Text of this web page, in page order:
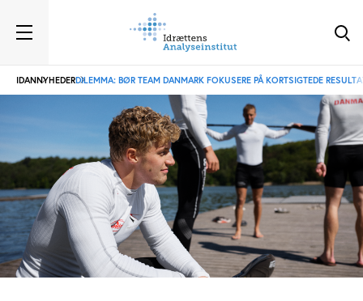
IDANNYHEDERDILEMMA: BØR TEAM DANMARK FOKUSERE PÅ KORTSIGTEDE